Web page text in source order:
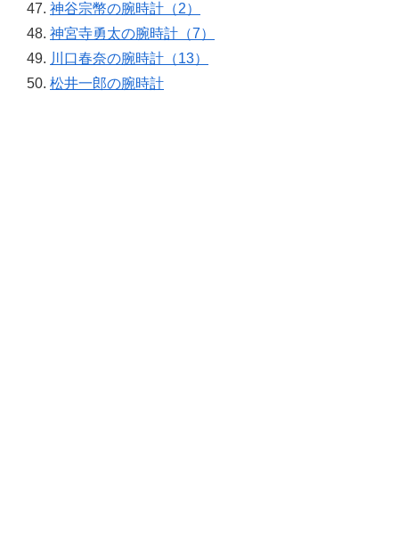
神谷宗幣の腕時計（2）
神宮寺勇太の腕時計（7）
川口春奈の腕時計（13）
松井一郎の腕時計